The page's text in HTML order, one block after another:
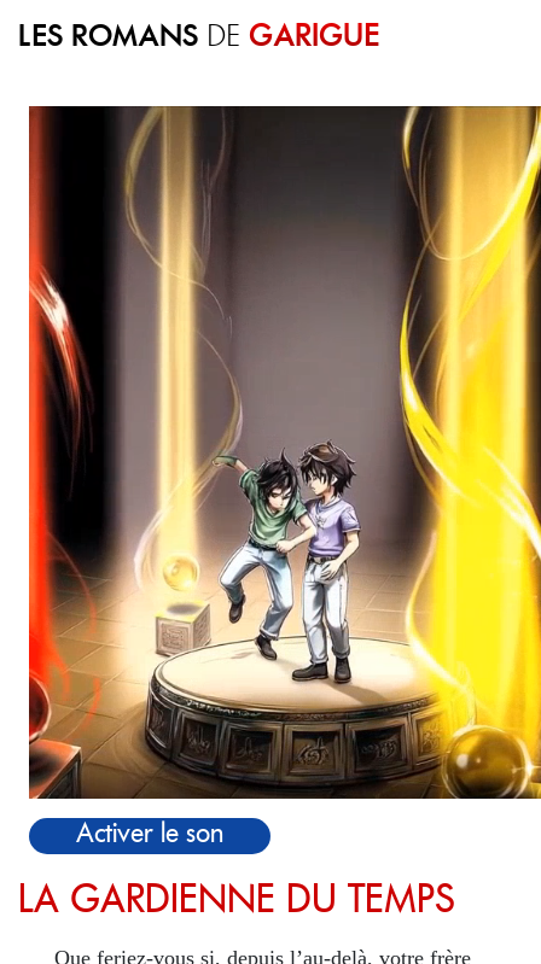
LES ROMANS DE GARIGUE
Activer le son
LA GARDIENNE DU TEMPS
Que feriez-vous si, depuis l’au-delà, votre frère